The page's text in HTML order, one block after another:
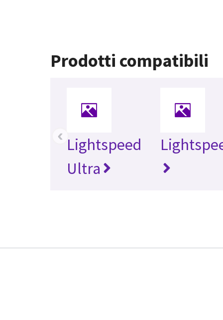
Prodotti compatibili
Lightspeed
Ultra
‹